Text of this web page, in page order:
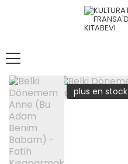
plus en stock